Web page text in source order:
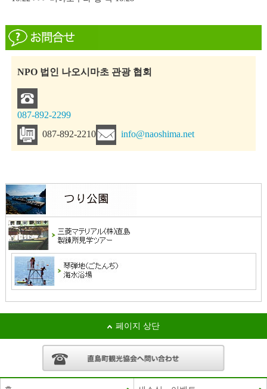
NPO 법인 나오시마초 관광 협회
087-892-2299
087-892-2210
info@naoshima.net
페이지 상단